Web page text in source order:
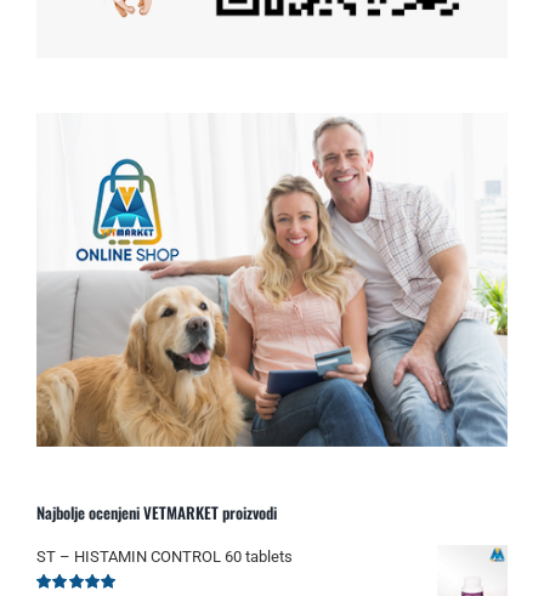
Najbolje ocenjeni VETMARKET proizvodi
ST – HISTAMIN CONTROL 60 tablets